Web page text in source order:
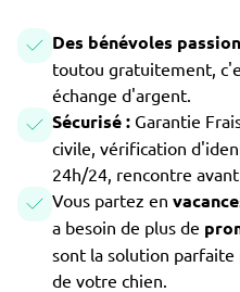
Des bénévoles
toutou gratuitement,
échange d'argent.
Sécurisé : Garantie
civile, vérification
24h/24, rencontre
Vous partez en
a besoin de plus de
sont la solution parfaite
de votre chien.